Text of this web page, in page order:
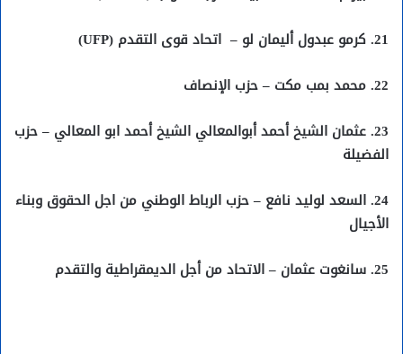
21. كرمو عبدول أليمان لو – اتحاد قوى التقدم (UFP)
22. محمد بمب مكت – حزب الإنصاف
23. عثمان الشيخ أحمد أبوالمعالي الشيخ أحمد ابو المعالي – حزب
الفضيلة
24. السعد لوليد نافع – حزب الرباط الوطني من اجل الحقوق وبناء
الأجيال
25. سانغوت عثمان – الاتحاد من أجل الديمقراطية والتقدم